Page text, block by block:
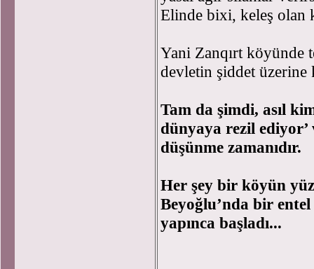
Elinde bixi, keleş olan
Yani Zanqırt köyünde
devletin şiddet
Tam da şimdi, asıl
dünyaya rezil ediyor’
düşünme zamanıdır.
Her şey bir köyün
Beyoğlu’nda bir
yapınca başladı...